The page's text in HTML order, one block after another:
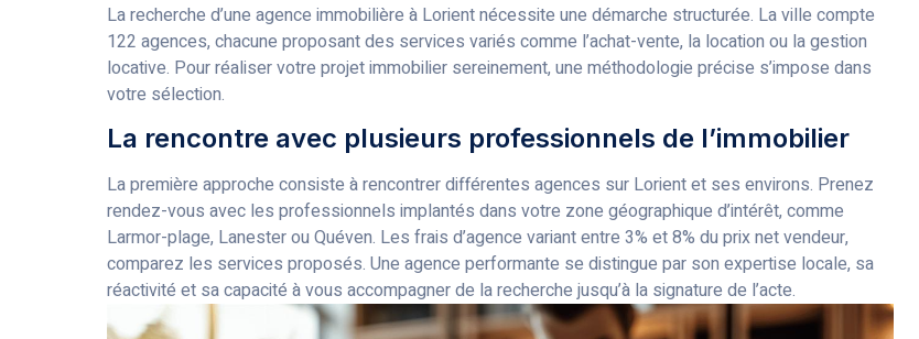
La recherche d’une agence immobilière à Lorient nécessite une démarche structurée. La ville compte
122 agences, chacune proposant des services variés comme l’achat-vente, la location ou la gestion
locative. Pour réaliser votre projet immobilier sereinement, une méthodologie précise s’impose dans
votre sélection.
La rencontre avec plusieurs professionnels de l’immobilier
La première approche consiste à rencontrer différentes agences sur Lorient et ses environs. Prenez
rendez-vous avec les professionnels implantés dans votre zone géographique d’intérêt, comme
Larmor-plage, Lanester ou Quéven. Les frais d’agence variant entre 3% et 8% du prix net vendeur,
comparez les services proposés. Une agence performante se distingue par son expertise locale, sa
réactivité et sa capacité à vous accompagner de la recherche jusqu’à la signature de l’acte.